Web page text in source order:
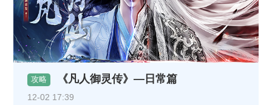
攻略 《凡人御灵传》—日常篇
12-02 17:39